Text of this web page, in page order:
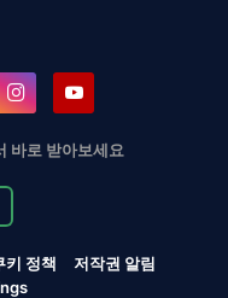
바로 받아보세요
키 정책
저작권 알림